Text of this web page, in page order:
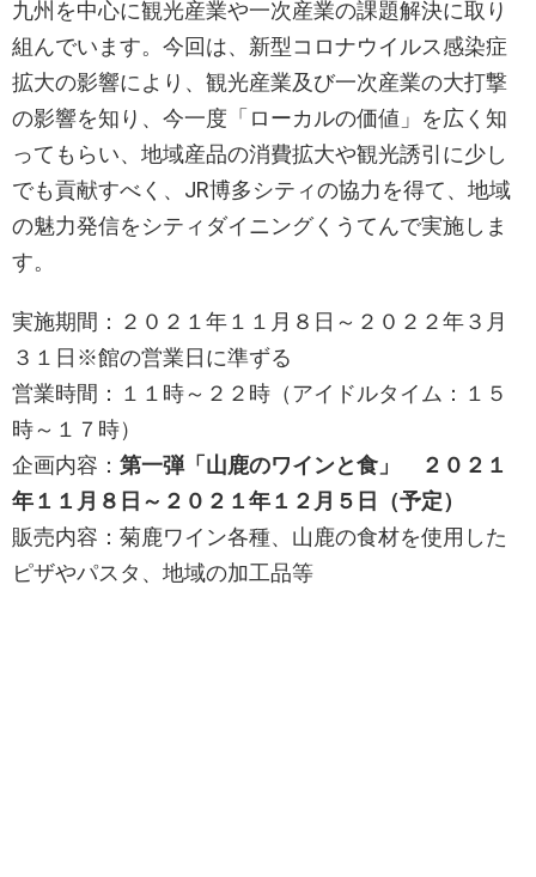
九州を中心に観光産業や一次産業の課題解決に取り
組んでいます。今回は、新型コロナウイルス感染症
拡大の影響により、観光産業及び一次産業の大打撃
の影響を知り、今一度「ローカルの価値」を広く知
ってもらい、地域産品の消費拡大や観光誘引に少し
でも貢献すべく、JR博多シティの協力を得て、地域
の魅力発信をシティダイニングくうてんで実施しま
す。
実施期間：２０２１年１１月８日～２０２２年３月
３１日※館の営業日に準ずる
営業時間：１１時～２２時（アイドルタイム：１５
時～１７時）
企画内容： 第一弾「山鹿のワインと食」 ２０２１
年１１月８日～２０２１年１２月５日（予定）
販売内容：菊鹿ワイン各種、山鹿の食材を使用した
ピザやパスタ、地域の加工品等